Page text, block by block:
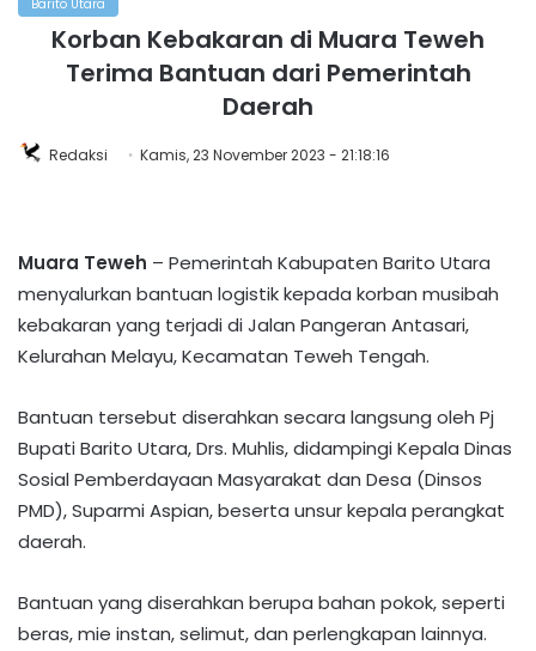
Barito Utara
Korban Kebakaran di Muara Teweh
Terima Bantuan dari Pemerintah
Daerah
Redaksi Kamis, 23 November 2023 - 21:18:16
Muara Teweh – Pemerintah Kabupaten Barito Utara
menyalurkan bantuan logistik kepada korban musibah
kebakaran yang terjadi di Jalan Pangeran Antasari,
Kelurahan Melayu, Kecamatan Teweh Tengah.
Bantuan tersebut diserahkan secara langsung oleh Pj
Bupati Barito Utara, Drs. Muhlis, didampingi Kepala Dinas
Sosial Pemberdayaan Masyarakat dan Desa (Dinsos
PMD), Suparmi Aspian, beserta unsur kepala perangkat
daerah.
Bantuan yang diserahkan berupa bahan pokok, seperti
beras, mie instan, selimut, dan perlengkapan lainnya.